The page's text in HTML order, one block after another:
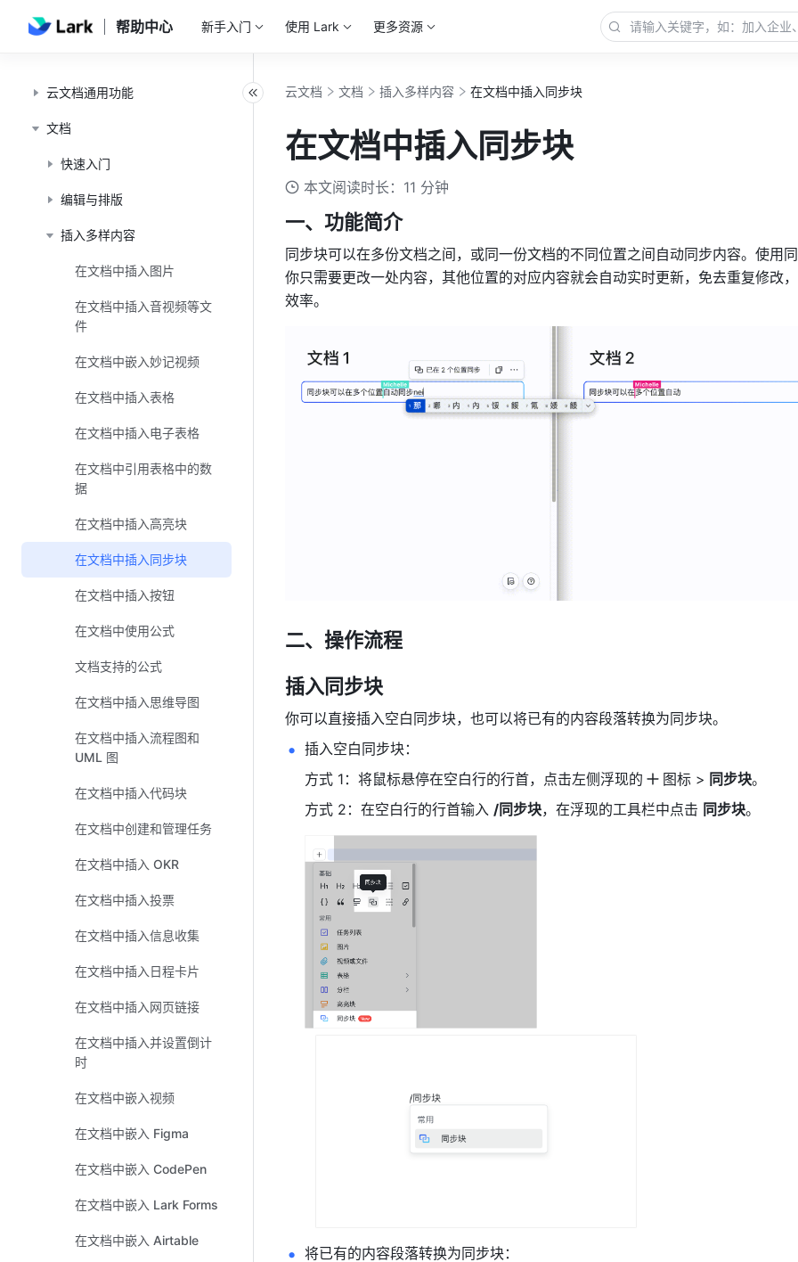
帮助中心 新手入门 使用 Lark 更多资源
云文档通用功能
文档
快速入门
编辑与排版
插入多样内容
在文档中插入图片
在文档中插入音视频等文
件
在文档中嵌入妙记视频
在文档中插入表格
在文档中插入电子表格
在文档中引用表格中的数
据
在文档中插入高亮块
在文档中插入同步块
在文档中插入按钮
在文档中使用公式
文档支持的公式
在文档中插入思维导图
在文档中插入流程图和
UML 图
在文档中插入代码块
在文档中创建和管理任务
在文档中插入 OKR
在文档中插入投票
在文档中插入信息收集
在文档中插入日程卡片
在文档中插入网页链接
在文档中插入并设置倒计
时
在文档中嵌入视频
在文档中嵌入 Figma
在文档中嵌入 CodePen
在文档中嵌入 Lark Forms
在文档中嵌入 Airtable
云文档 文档 插入多样内容 在文档中插入同步块
在文档中插入同步块
本文阅读时长：11 分钟
一、功能简介
同步块可以在多份文档之间，或同一份文档的不同位置之间自动同步内容。使用
你只需要更改一处内容，其他位置的对应内容就会自动实时更新，免去重复修改
效率。
二、操作流程
插入同步块
你可以直接插入空白同步块，也可以将已有的内容段落转换为同步块。
插入空白同步块：
方式 1：将鼠标悬停在空白行的行首，点击左侧浮现的
图标 > 同步块。
方式 2：在空白行的行首输入 /同步块，在浮现的工具栏中点击 同步块。
将已有的内容段落转换为同步块：